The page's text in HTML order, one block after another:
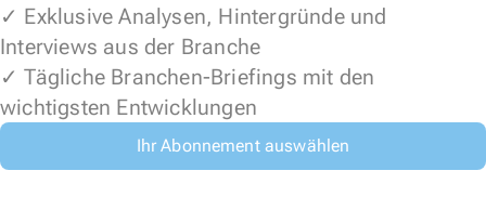
✓ Exklusive Analysen, Hintergründe und
Interviews aus der Branche
✓ Tägliche Branchen-Briefings mit den
wichtigsten Entwicklungen
Ihr Abonnement auswählen